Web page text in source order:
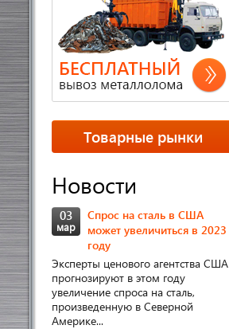
Товарные рынки
Новости
03
мар
Спрос на сталь в США
может увеличиться в 2023
году
Эксперты ценового агентства США
прогнозируют в этом году
увеличение спроса на сталь,
произведенную в Северной
Америке...